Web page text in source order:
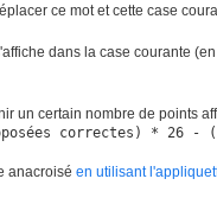
ce mot et cette case
dans la case courante
un certain nombre de points
correctes) * 26 -
anacroisé en utilisant